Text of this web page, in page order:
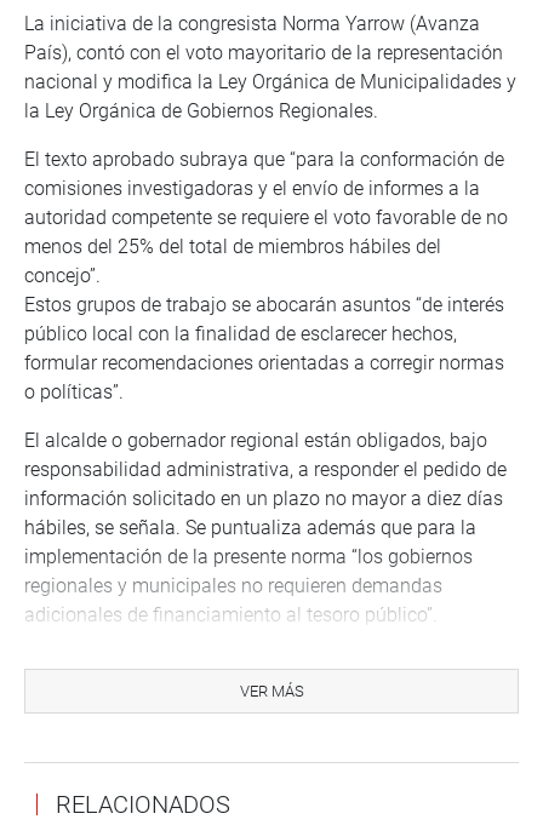
La iniciativa de la congresista Norma Yarrow (Avanza
País), contó con el voto mayoritario de la representación
nacional y modifica la Ley Orgánica de Municipalidades y
la Ley Orgánica de Gobiernos Regionales.
El texto aprobado subraya que “para la conformación de
comisiones investigadoras y el envío de informes a la
autoridad competente se requiere el voto favorable de no
menos del 25% del total de miembros hábiles del
concejo”.
Estos grupos de trabajo se abocarán asuntos “de interés
público local con la finalidad de esclarecer hechos,
formular recomendaciones orientadas a corregir normas
o políticas”.
El alcalde o gobernador regional están obligados, bajo
responsabilidad administrativa, a responder el pedido de
información solicitado en un plazo no mayor a diez días
hábiles, se señala. Se puntualiza además que para la
implementación de la presente norma “los gobiernos
regionales y municipales no requieren demandas
adicionales de financiamiento al tesoro público”.
“Este incremento desmesurado de autoridades regionales
y locales ‘que hacen lo que quieren` se debe
principalmente a que no cuentan con un órgano
permitan realizar fiscalización en los consejos regionales
VER MÁS
RELACIONADOS